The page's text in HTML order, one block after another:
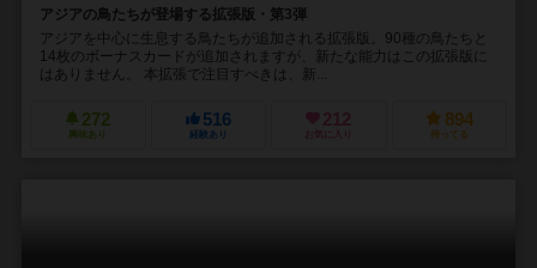
アジアの鳥たちが登場する拡張版・第3弾
アジアを中心に生息する鳥たちが追加される拡張版。90種の鳥たちと
14枚のボーナスカードが追加されますが、新たな能力はこの拡張版に
はありません。 本拡張で注目すべきは、新...
272
興味あり
516
経験あり
212
お気に入り
894
持ってる